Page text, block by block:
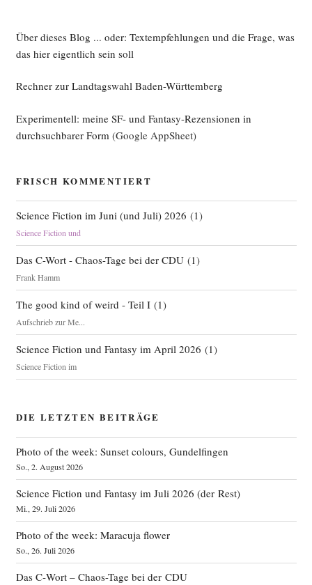
Über dieses Blog ... oder: Textempfehlungen und die Frage, was
das hier eigentlich sein soll
Rechner zur Landtagswahl Baden-Württemberg
Experimentell: meine SF- und Fantasy-Rezensionen in
durchsuchbarer Form (Google AppSheet)
FRISCH KOMMENTIERT
Science Fiction im Juni (und Juli) 2026 (1)
Science Fiction und
Das C-Wort - Chaos-Tage bei der CDU(1)
Frank Hamm
The good kind of weird - Teil I(1)
Aufschrieb zur Me...
Science Fiction und Fantasy im April 2026 (1)
Science Fiction im
DIE LETZTEN BEITRÄGE
Photo of the week: Sunset colours, Gundelfingen
So., 2. August 2026
Science Fiction und Fantasy im Juli 2026 (der Rest)
Mi., 29. Juli 2026
Photo of the week: Maracuja flower
So., 26. Juli 2026
Das C‑Wort – Chaos-Tage bei der CDU